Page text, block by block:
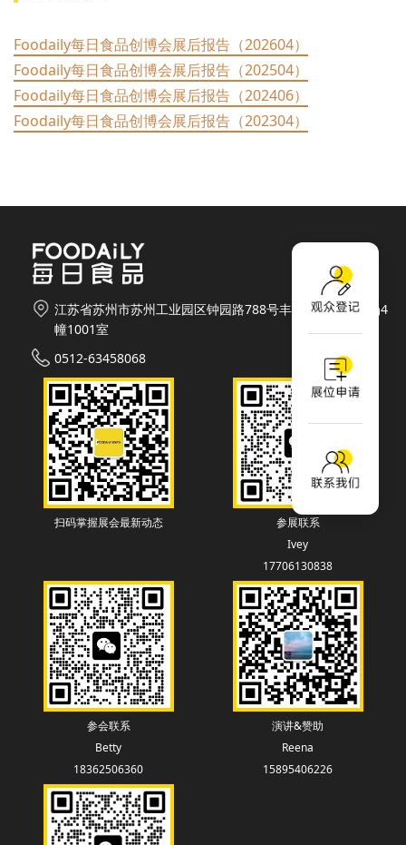
Foodaily每日食品创博会展后报告（202604）
Foodaily每日食品创博会展后报告（202504）
Foodaily每日食品创博会展后报告（202406）
Foodaily每日食品创博会展后报告（202304）
江苏省苏州市苏州工业园区钟园路788号丰隆城市生活广场4
幢1001室
0512-63458068
扫码掌握展会最新动态
参展联系
Ivey
17706130838
参会联系
Betty
18362506360
演讲&赞助
Reena
15895406226